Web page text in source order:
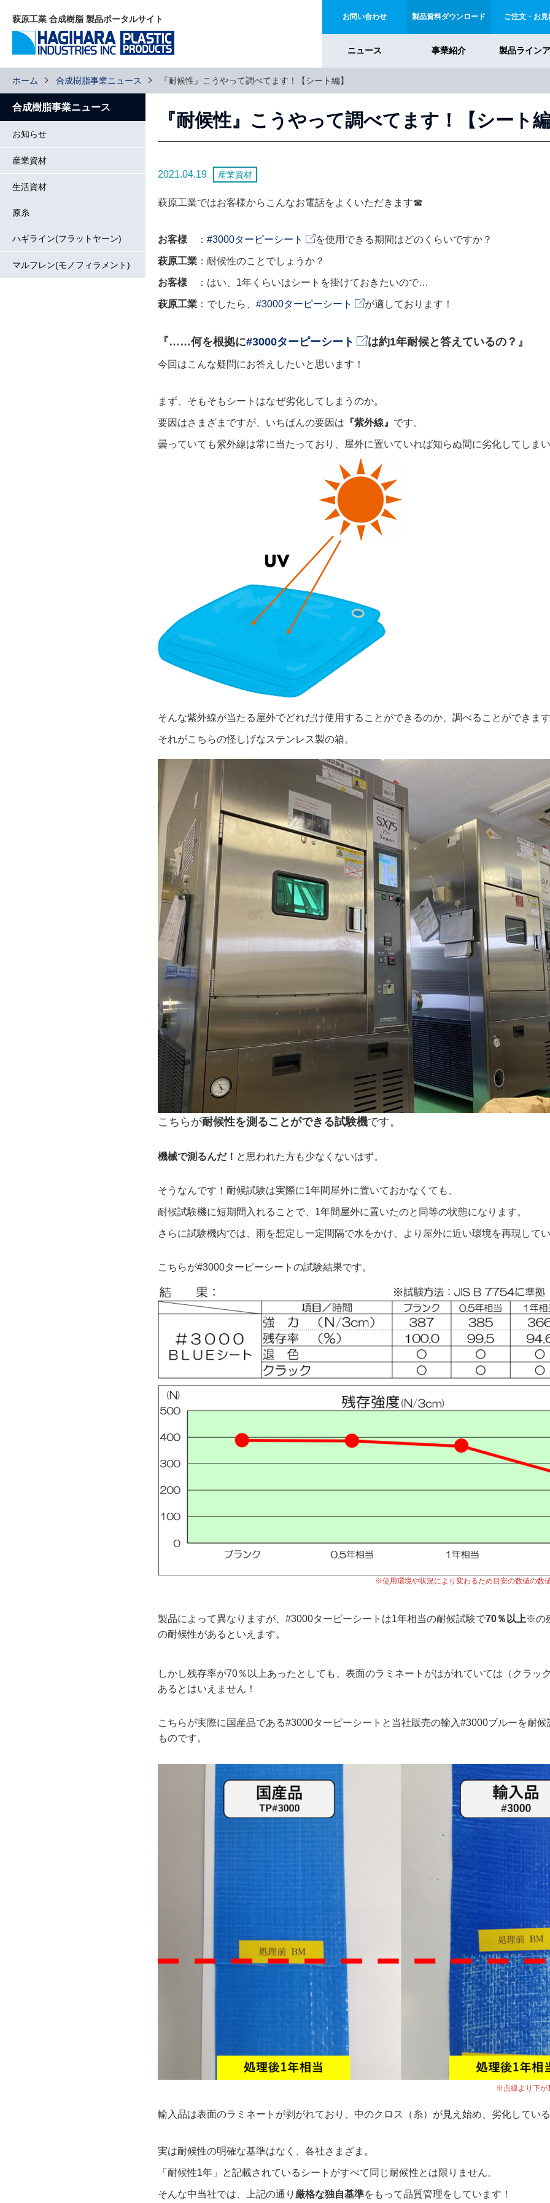
萩原工業 合成樹脂 製品ポータルサイト お問い合わせ 製品資料ダウンロード ご注文・お見
ニュース 事業紹介 製品ライン
ホーム 合成樹脂事業ニュース 『耐候性』こうやって調べてます！【シート編】
合成樹脂事業ニュース
お知らせ
産業資材
生活資材
原糸
ハギライン(フラットヤーン)
マルフレン(モノフィラメント)
『耐候性』こうやって調べてます！【シート
2021.04.19 産業資材
萩原工業ではお客様からこんなお電話をよくいただきます☎
お客様： #3000ターピーシート を使用できる期間はどのくらいですか？
萩原工業：耐候性のことでしょうか？
お客様：はい、1年くらいはシートを掛けておきたいので…
萩原工業：でしたら、 #3000ターピーシート が適しております！
『……何を根拠に#3000ターピーシート は約1年耐候と答えているの？』
今回はこんな疑問にお答えしたいと思います！
まず、そもそもシートはなぜ劣化してしまうのか。
要因はさまざまですが、いちばんの要因は 『紫外線』 です。
曇っていても紫外線は常に当たっており、屋外に置いていれば知らぬ間に劣化してしま
そんな紫外線が当たる屋外でどれだけ使用することができるのか、調べることができま
それがこちらの怪しげなステンレス製の箱。
こちらが耐候性を測ることができる試験機です。
機械で測るんだ！ と思われた方も少なくないはず。
そうなんです！耐候試験は実際に1年間屋外に置いておかなくても、
耐候試験機に短期間入れることで、1年間屋外に置いたのと同等の状態になります。
さらに試験機内では、雨を想定し一定間隔で水をかけ、より屋外に近い環境を再現して
こちらが#3000ターピーシートの試験結果です。
※使用環境や状況により変わるため目安の数値の数
製品によって異なりますが、#3000ターピーシートは1年相当の耐候試験で70％以上※の
の耐候性があるといえます。
しかし残存率が70％以上あったとしても、表面のラミネートがはがれていては（クラッ
あるとはいえません！
こちらが実際に国産品である#3000ターピーシートと当社販売の輸入#3000ブルーを耐
ものです。
※点線より下が
輸入品は表面のラミネートが剥がれており、中のクロス（糸）が見え始め、劣化してい
実は耐候性の明確な基準はなく、各社さまざま。
「耐候性1年」と記載されているシートがすべて同じ耐候性とは限りません。
そんな中当社では、上記の通り 厳格な独自基準をもって品質管理をしています！